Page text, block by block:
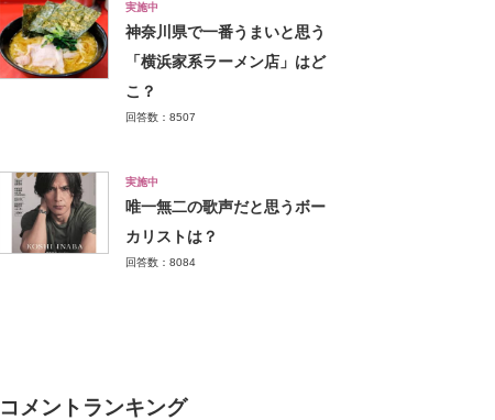
実施中
神奈川県で一番うまいと思う
「横浜家系ラーメン店」はど
こ？
回答数：8507
実施中
唯一無二の歌声だと思うボー
カリストは？
回答数：8084
コメントランキング